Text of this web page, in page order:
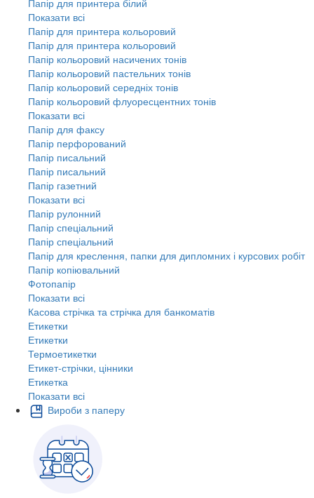
Показати всі
Папір для принтера кольоровий
Папір для принтера кольоровий
Папір кольоровий насичених тонів
Папір кольоровий пастельних тонів
Папір кольоровий середніх тонів
Папір кольоровий флуоресцентних тонів
Показати всі
Папір для факсу
Папір перфорований
Папір писальний
Папір писальний
Папір газетний
Показати всі
Папір рулонний
Папір спеціальний
Папір спеціальний
Папір для креслення, папки для дипломних і курсових робіт
Папір копіювальний
Фотопапір
Показати всі
Касова стрічка та стрічка для банкоматів
Етикетки
Етикетки
Термоетикетки
Етикет-стрічки, цінники
Етикетка
Показати всі
Вироби з паперу